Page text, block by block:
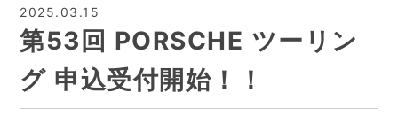
2025.03.15
第53回 PORSCHE ツーリン
グ 申込受付開始！！